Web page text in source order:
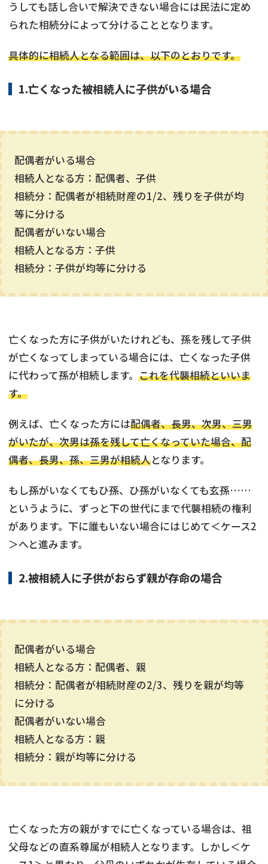
うしても話し合いで解決できない場合には民法に定め
られた相続分によって分けることとなります。
具体的に相続人となる範囲は、以下のとおりです。
1.亡くなった被相続人に子供がいる場合
配偶者がいる場合
相続人となる方：配偶者、子供
相続分：配偶者が相続財産の1/2、残りを子供が均
等に分ける
配偶者がいない場合
相続人となる方：子供
相続分：子供が均等に分ける
亡くなった方に子供がいたけれども、孫を残して子供
が亡くなってしまっている場合には、亡くなった子供
に代わって孫が相続します。 これを代襲相続といいま
す。
例えば、亡くなった方には配偶者、長男、次男、三男
がいたが、次男は孫を残して亡くなっていた場合、配
偶者、長男、孫、三男が相続人となります。
もし孫がいなくてもひ孫、ひ孫がいなくても玄孫……
というように、ずっと下の世代にまで代襲相続の権利
があります。下に誰もいない場合にはじめて＜ケース2
＞へと進みます。
2.被相続人に子供がおらず親が存命の場合
配偶者がいる場合
相続人となる方：配偶者、親
相続分：配偶者が相続財産の2/3、残りを親が均等
に分ける
配偶者がいない場合
相続人となる方：親
相続分：親が均等に分ける
亡くなった方の親がすでに亡くなっている場合は、祖
父母などの直系尊属が相続人となります。しかし＜ケ